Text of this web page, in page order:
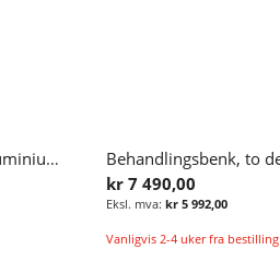
Bærbar behandlingsbenk i aluminium med veske
Legg i handlekurv
kr 7 490,00
kr 5 992,00
Vanligvis 2-4 uker fra bestilling